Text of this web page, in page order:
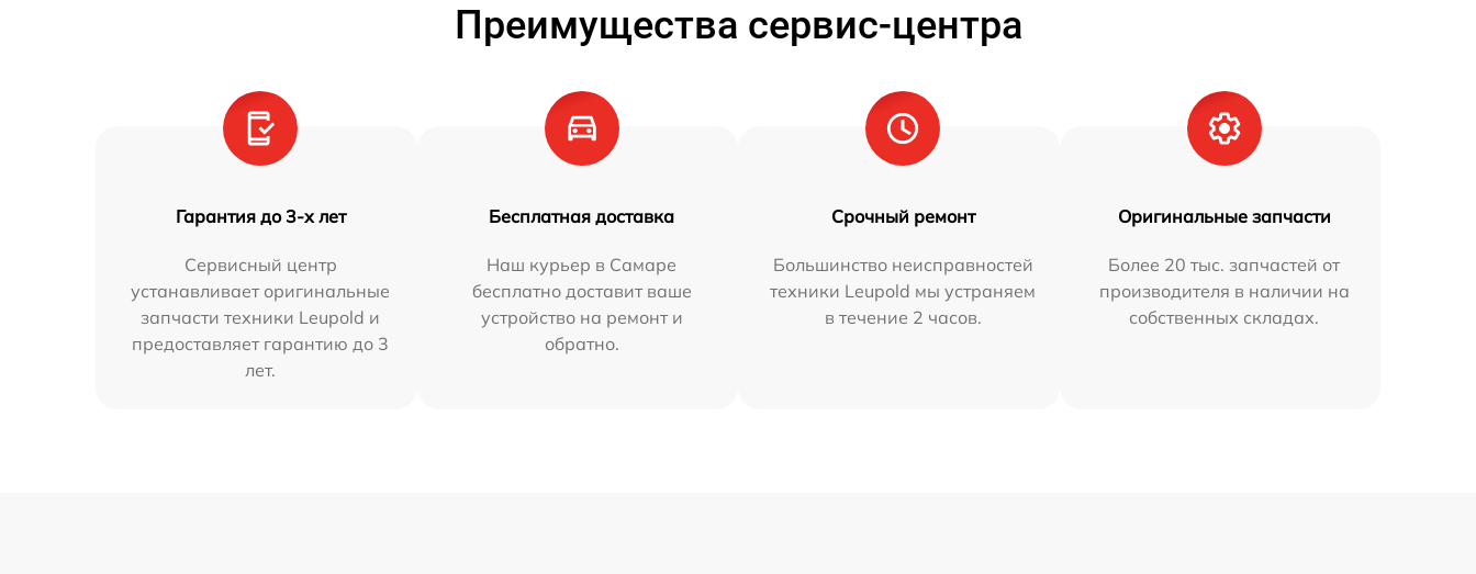
Преимущества сервис-центра
Гарантия до 3-х лет
Сервисный центр
устанавливает оригинальные
запчасти техники Leupold и
предоставляет гарантию до 3
лет.
Бесплатная доставка
Наш курьер в Самаре
бесплатно доставит ваше
устройство на ремонт и
обратно.
Срочный ремонт
Большинство неисправностей
техники Leupold мы устраняем
в течение 2 часов.
Оригинальные запчасти
Более 20 тыс. запчастей от
производителя в наличии на
собственных складах.